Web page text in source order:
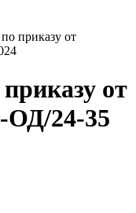
приказу от
от
24-35